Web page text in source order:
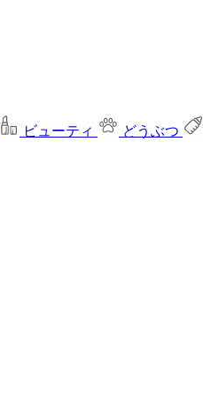
ビューティ どうぶつ